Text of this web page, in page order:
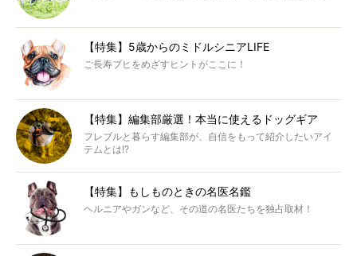
【特集】5歳からのミドルシニアLIFE
ご長寿ブヒをめざすヒントがここに！
【特集】編集部厳選！本当に使えるドッグギア
フレブルと暮らす編集部が、自信をもって紹介したいアイ
テムとは!?
【特集】もしものときの名医名鑑
ヘルニアやガンなど、その道の名医たちを独占取材！